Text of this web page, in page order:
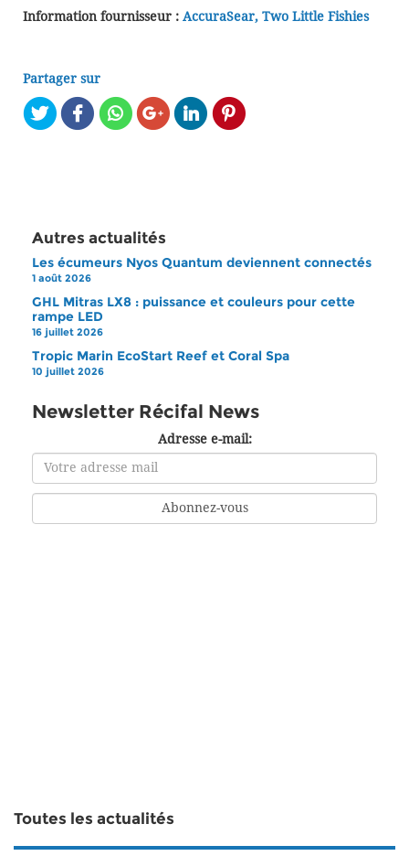
Information fournisseur : AccuraSear, Two Little Fishies
Partager sur
Autres actualités
Les écumeurs Nyos Quantum deviennent connectés
1 août 2026
GHL Mitras LX8 : puissance et couleurs pour cette
rampe LED
16 juillet 2026
Tropic Marin EcoStart Reef et Coral Spa
10 juillet 2026
Newsletter Récifal News
Adresse e-mail:
Toutes les actualités